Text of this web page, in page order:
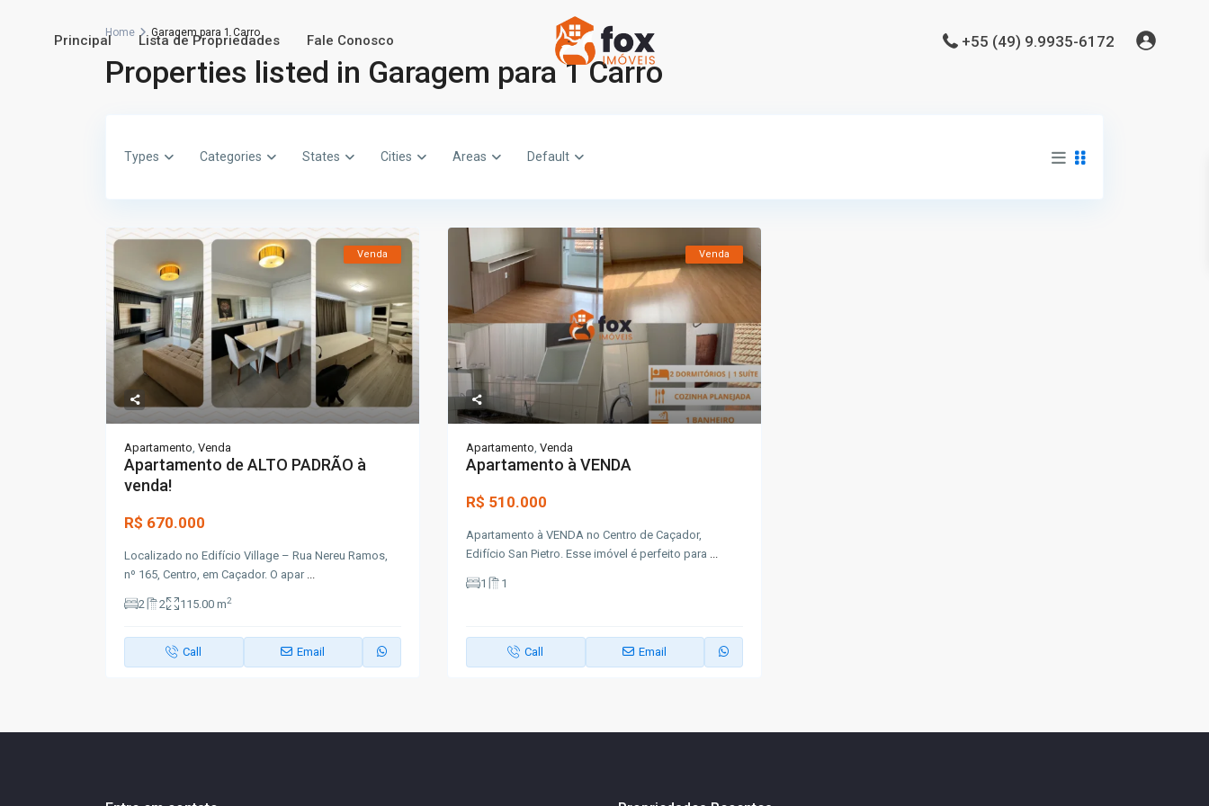
Principal Lista de Propriedades Fale Conosco +55 (49) 9.9935-6172
Home Garagem para 1 Carro
Properties listed in Garagem para 1 Carro
Types Categories States Cities Areas Default
Venda
Apartamento Venda
Apartamento de ALTO PADRÃO à
venda!
R$ 670.000
Localizado no Edifício Village – Rua Nereu Ramos,
nº 165, Centro, em Caçador. O apar
2 2 115.00 m2
Call Email
Venda
Apartamento Venda
Apartamento à VENDA
R$ 510.000
Apartamento à VENDA no Centro de Caçador,
Edifício San Pietro. Esse imóvel é perfeito para
1 1
Call Email